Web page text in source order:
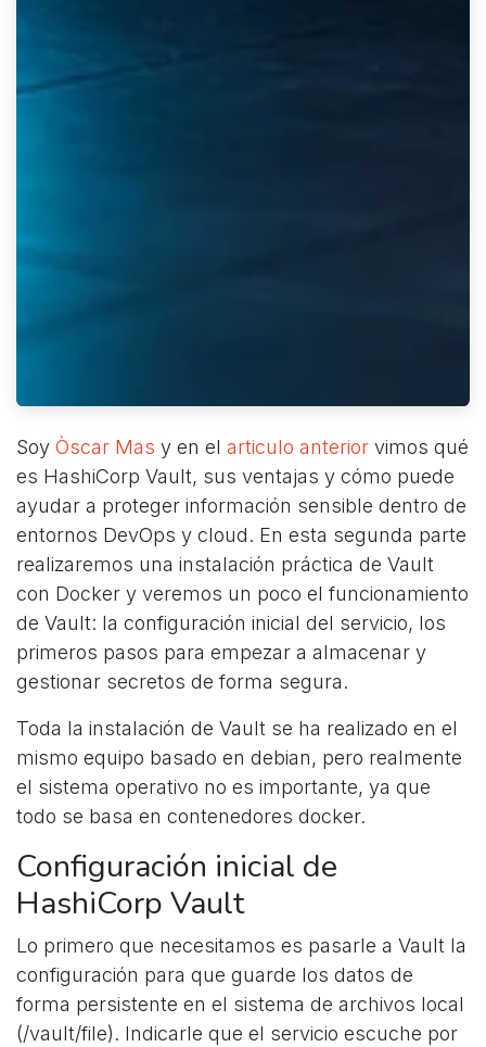
Soy Òscar Mas y en el articulo anterior vimos qué
es HashiCorp Vault, sus ventajas y cómo puede
ayudar a proteger información sensible dentro de
entornos DevOps y cloud. En esta segunda parte
realizaremos una instalación práctica de Vault
con Docker y veremos un poco el funcionamiento
de Vault: la configuración inicial del servicio, los
primeros pasos para empezar a almacenar y
gestionar secretos de forma segura.
Toda la instalación de Vault se ha realizado en el
mismo equipo basado en debian, pero realmente
el sistema operativo no es importante, ya que
todo se basa en contenedores docker.
Configuración inicial de
HashiCorp Vault
Lo primero que necesitamos es pasarle a Vault la
configuración para que guarde los datos de
forma persistente en el sistema de archivos local
(/vault/file). Indicarle que el servicio escuche por